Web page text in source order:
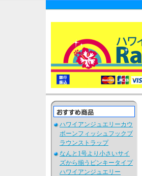
ハワイアンジュエリーカウ
ボーンフィッシュフックブ
ラウンストラップ
なんと1号より小さいサイ
ズから揃うピンキータイプ
ハワイアンジュエリー